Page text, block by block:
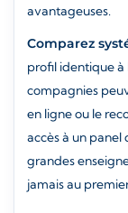
avantageuses.
Comparez
profil identique à
compagnies
en ligne ou le
accès à un panel
grandes
jamais au